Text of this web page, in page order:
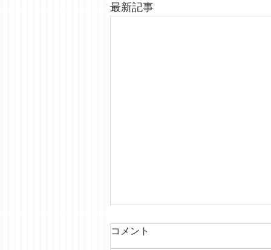
最新記事
コメント